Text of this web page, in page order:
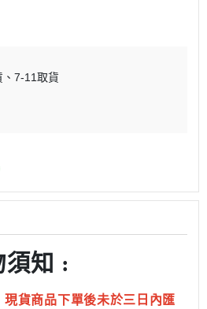
7-11取貨
知 :
貨商品下單後未於三日內匯